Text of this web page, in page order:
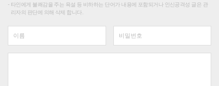
타인에게 불쾌감을 주는 욕설 등 비하하는 단어가 내용에 포함되거나 인신공격성 글은 관
리자의 판단에 의해 삭제 합니다.